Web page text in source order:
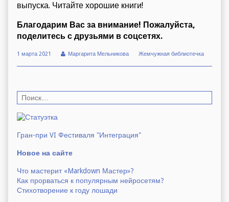
выпуска. Читайте хорошие книги!
Благодарим Вас за внимание! Пожалуйста,
поделитесь с друзьями в соцсетях.
1 марта 2021 Маргарита Мельникова Жемчужная библиотечка
а
й
и
н
с
а
Гран-при VI Фестиваля "Интеграция"
Новое на сайте
Что мастерит «Markdown Мастер»?
Как прорваться к популярным нейросетям?
Стихотворение к году лошади